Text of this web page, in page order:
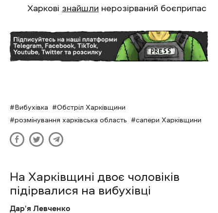
Харкові знайшли нерозірваний боєприпас
Вибухівка
Обстріл Харківщини
розмінування харківська область
сапери Харківщини
На Харківщині двоє чоловіків
підірвалися на вибухівці
Дар'я Левченко